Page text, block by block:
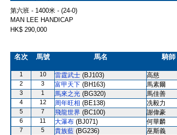
第六班 - 1400米 - (24-0)
MAN LEE HANDICAP
HK$ 290,000
名次 馬號 馬名 騎師
1 10 雷霆武士 (BJ103) 高慈
2
3 富甲天下 (BH163) 馬素爾
3
1 馬來之光 (BG320) 馬佳善
4
12 周年旺相 (BE138) 冼毅力
5
7 飛龍世界 (BC100) 謝偉豪
6
11 大瀑布 (BJ071) 何華麟
7
5 貴族藍 (BG236) 巫斯義